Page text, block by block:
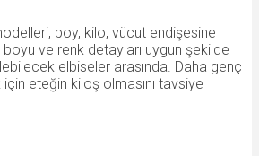
boy, kilo, vücut endişesine
ve renk detayları uygun şekilde
elbiseler arasında. Daha genç
için eteğin kiloş olmasını tavsiye